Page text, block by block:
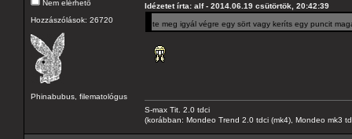
Nem elérhető
Hozzászólások: 26720
Phinabubus, filematológus
Idézetet írta: alf - 2014.06.19 csütörtök, 20:42:39
te meg igyál végre egy sört vagy keríts egy puncit
S-max Tit. 2.0 tdci
(korábban: Mondeo Trend 2.0 tdci (mk4), Mondeo mk3